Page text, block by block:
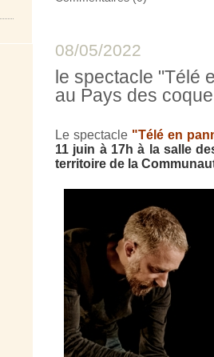
08/05/2022
le spectacle "Télé
au Pays des
Le spectacle"Télé en
11 juin à 17h à la salle
territoire de la